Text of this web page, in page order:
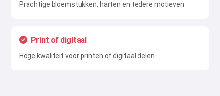
Prachtige bloemstukken, harten en tedere motieven
Print of digitaal
Hoge kwaliteit voor printen of digitaal delen